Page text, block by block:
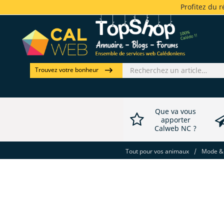
Profitez du
Trouvez votre bonheur
Que va vous
apporter
Calweb NC ?
Tout pour vos animaux / Mode